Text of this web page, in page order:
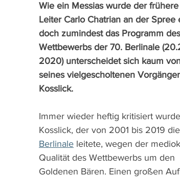
Wie ein Messias wurde der
Leiter Carlo Chatrian an der Spree
doch zumindest das Programm
Wettbewerbs der 70. Berlinale
2020) unterscheidet sich kaum
seines vielgescholtenen
Kosslick.
Immer wieder heftig kritisiert
Kosslick, der von 2001 bis 2019 die
Berlinale leitete, wegen der
Qualität des Wettbewerbs um den
Goldenen Bären. Einen großen